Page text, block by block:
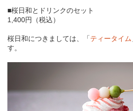
■桜日和とドリンクのセット
1,400円（税込）
桜日和につきましては、「ティータイム
す。